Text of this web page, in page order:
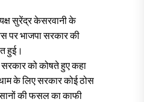
सुरेंद्र केसरवानी के
पर भाजपा सरकार की
हुई।
को कोषते हुए कहा
के लिए सरकार कोई ठोस
की फसल का काफी